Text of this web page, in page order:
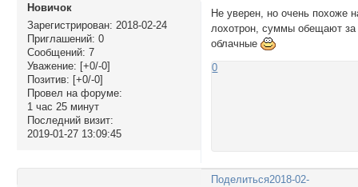
Новичок
Зарегистрирован: 2018-02-24
Приглашений: 0
Сообщений: 7
Уважение: [+0/-0]
Позитив: [+0/-0]
Провел на форуме:
1 час 25 минут
Последний визит:
2019-01-27 13:09:45
Не уверен, но очень похоже
лохотрон, суммы обещают за
облачные
0
Поделиться2018-02-